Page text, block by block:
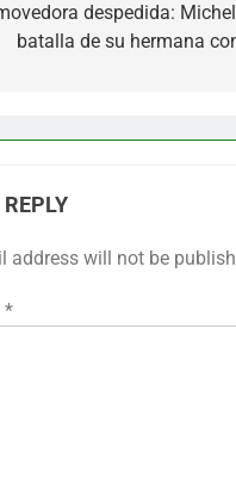
despedida:
batalla de su hermana
REPLY
address will not be
*